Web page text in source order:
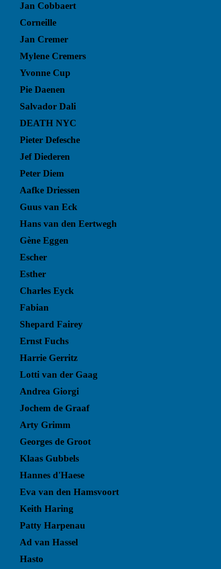
Jan Cobbaert
Corneille
Jan Cremer
Mylene Cremers
Yvonne Cup
Pie Daenen
Salvador Dali
DEATH NYC
Pieter Defesche
Jef Diederen
Peter Diem
Aafke Driessen
Guus van Eck
Hans van den Eertwegh
Gène Eggen
Escher
Esther
Charles Eyck
Fabian
Shepard Fairey
Ernst Fuchs
Harrie Gerritz
Lotti van der Gaag
Andrea Giorgi
Jochem de Graaf
Arty Grimm
Georges de Groot
Klaas Gubbels
Hannes d'Haese
Eva van den Hamsvoort
Keith Haring
Patty Harpenau
Ad van Hassel
Hasto